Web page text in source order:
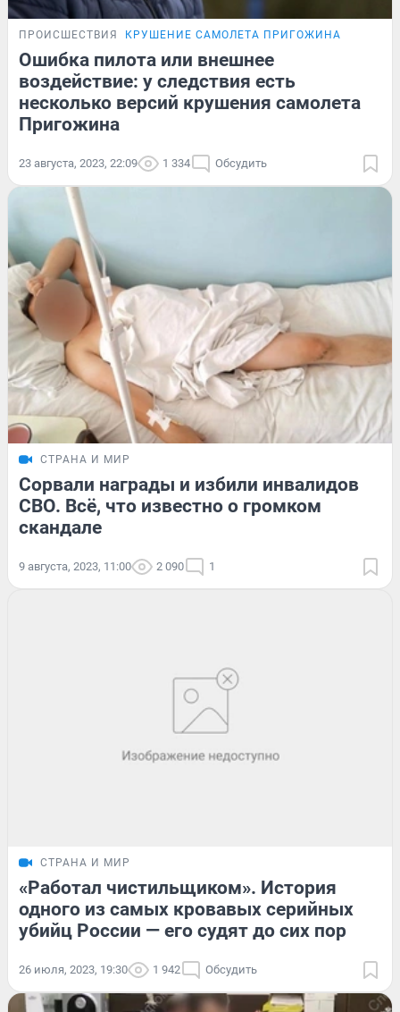
ПРОИСШЕСТВИЯ КРУШЕНИЕ САМОЛЕТА ПРИГОЖИНА
Ошибка пилота или внешнее
воздействие: у следствия есть
несколько версий крушения самолета
Пригожина
23 августа, 2023, 22:09 1 334 Обсудить
СТРАНА И МИР
Сорвали награды и избили инвалидов
СВО. Всё, что известно о громком
скандале
9 августа, 2023, 11:00 2 090 1
СТРАНА И МИР
«Работал чистильщиком». История
одного из самых кровавых серийных
убийц России — его судят до сих пор
26 июля, 2023, 19:30 1 942 Обсудить